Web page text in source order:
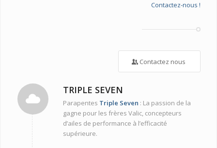
Contactez-nous !
Contactez nous
TRIPLE SEVEN
Parapentes Triple Seven : La passion de la
gagne pour les frères Valic, concepteurs
d’ailes de performance à l’efficacité
supérieure.